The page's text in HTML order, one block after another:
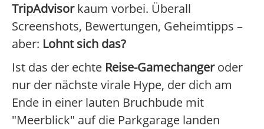
TripAdvisorkaum vorbei. Überall
Screenshots, Bewertungen, Geheimtipps –
aber: Lohnt sich das?
Ist das der echte Reise-Gamechangeroder
nur der nächste virale Hype, der dich am
Ende in einer lauten Bruchbude mit
"Meerblick" auf die Parkgarage landen